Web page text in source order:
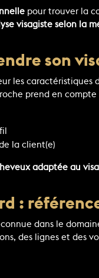
pour trouver la
visagiste selon la
son
les
prend en compte
la client(e)
adaptée au
:
dans le
des lignes et des